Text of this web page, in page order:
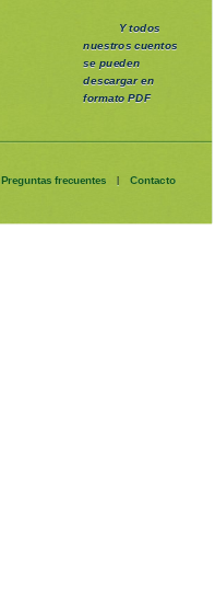
Y todos
nuestros cuentos
se pueden
descargar en
formato PDF
Preguntas frecuentes | Contacto